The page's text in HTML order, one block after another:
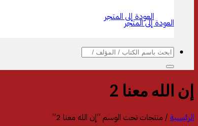
العودة إلى المتجر
العودة إلى المتجر
البحث
عن:
الرئيسية/ منتجات تحت الوسم “‎إن الله معنا 2‎”